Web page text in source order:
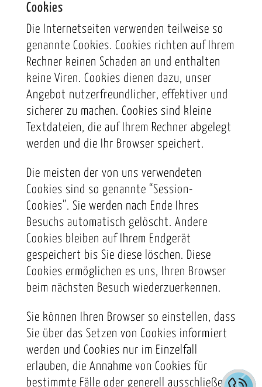
Cookies
Die Internetseiten verwenden teilweise so
genannte Cookies. Cookies richten auf Ihrem
Rechner keinen Schaden an und enthalten
keine Viren. Cookies dienen dazu, unser
Angebot nutzerfreundlicher, effektiver und
sicherer zu machen. Cookies sind kleine
Textdateien, die auf Ihrem Rechner abgelegt
werden und die Ihr Browser speichert.
Die meisten der von uns verwendeten
Cookies sind so genannte “Session-
Cookies”. Sie werden nach Ende Ihres
Besuchs automatisch gelöscht. Andere
Cookies bleiben auf Ihrem Endgerät
gespeichert bis Sie diese löschen. Diese
Cookies ermöglichen es uns, Ihren Browser
beim nächsten Besuch wiederzuerkennen.
Sie können Ihren Browser so einstellen, dass
Sie über das Setzen von Cookies informiert
werden und Cookies nur im Einzelfall
erlauben, die Annahme von Cookies für
bestimmte Fälle oder generell ausschließen